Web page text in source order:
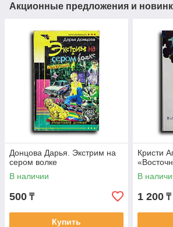
Акционные предложения и
Донцова Дарья. Экстрим на
сером волке
В наличии
500 ₸
Купить
Кристи
В
1 200 ₸